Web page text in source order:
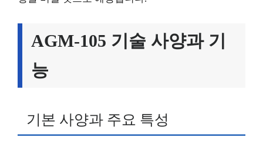
AGM-105 기술 사양과 기
능
기본 사양과 주요 특성